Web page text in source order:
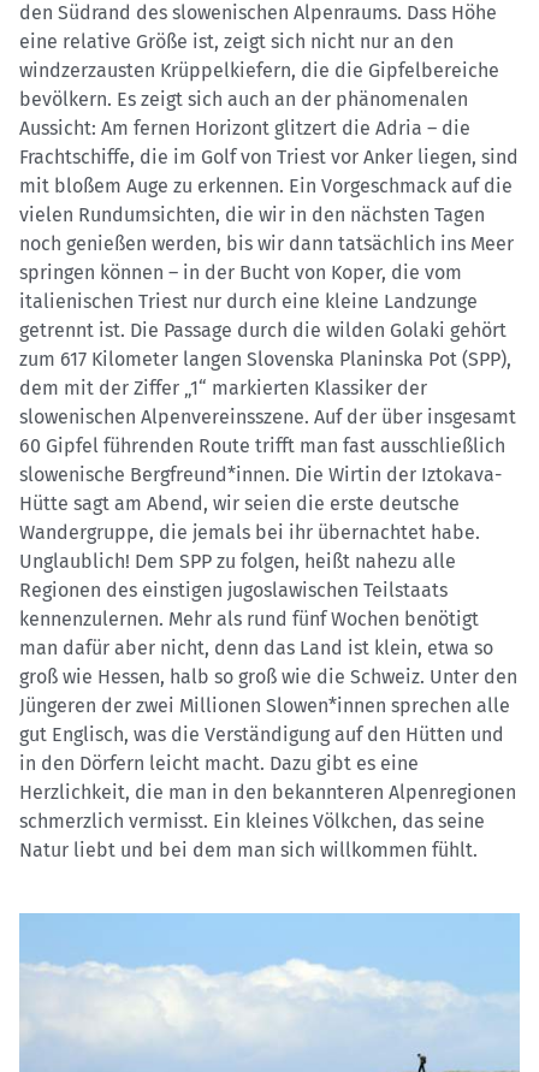
den Südrand des slowenischen Alpenraums. Dass Höhe
eine relative Größe ist, zeigt sich nicht nur an den
windzerzausten Krüppelkiefern, die die Gipfelbereiche
bevölkern. Es zeigt sich auch an der phänomenalen
Aussicht: Am fernen Horizont glitzert die Adria – die
Frachtschiffe, die im Golf von Triest vor Anker liegen, sind
mit bloßem Auge zu erkennen. Ein Vorgeschmack auf die
vielen Rundumsichten, die wir in den nächsten Tagen
noch genießen werden, bis wir dann tatsächlich ins Meer
springen können – in der Bucht von Koper, die vom
italienischen Triest nur durch eine kleine Landzunge
getrennt ist. Die Passage durch die wilden Golaki gehört
zum 617 Kilometer langen Slovenska Planinska Pot (SPP),
dem mit der Ziffer „1“ markierten Klassiker der
slowenischen Alpenvereinsszene. Auf der über insgesamt
60 Gipfel führenden Route trifft man fast ausschließlich
slowenische Bergfreund*innen. Die Wirtin der Iztokava-
Hütte sagt am Abend, wir seien die erste deutsche
Wandergruppe, die jemals bei ihr übernachtet habe.
Unglaublich! Dem SPP zu folgen, heißt nahezu alle
Regionen des einstigen jugoslawischen Teilstaats
kennenzulernen. Mehr als rund fünf Wochen benötigt
man dafür aber nicht, denn das Land ist klein, etwa so
groß wie Hessen, halb so groß wie die Schweiz. Unter den
Jüngeren der zwei Millionen Slowen*innen sprechen alle
gut Englisch, was die Verständigung auf den Hütten und
in den Dörfern leicht macht. Dazu gibt es eine
Herzlichkeit, die man in den bekannteren Alpenregionen
schmerzlich vermisst. Ein kleines Völkchen, das seine
Natur liebt und bei dem man sich willkommen fühlt.